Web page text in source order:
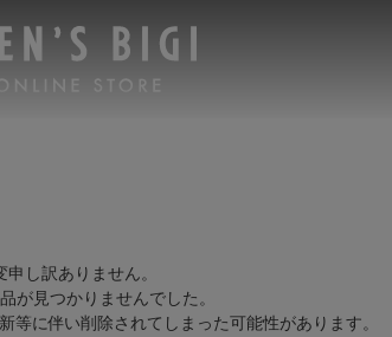
申し訳ありません。
が見つかりませんでした。
等に伴い削除されてしまった可能性があります。